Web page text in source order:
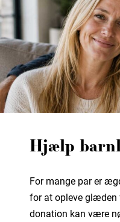
Hjælp
For mange par er
for at opleve
donation kan være